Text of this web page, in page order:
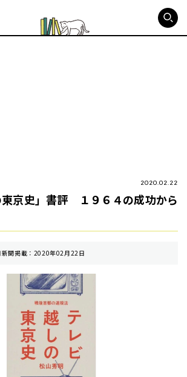
2020.02.22
東京史」書評 １９６４の成功から
新聞掲載：2020年02月22日